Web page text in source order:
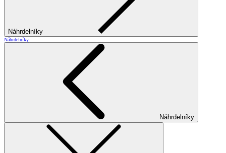
Náhrdelníky
Náhrdelníky
Náhrdelníky